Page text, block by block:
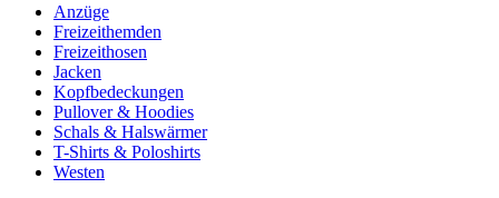
Anzüge
Freizeithemden
Freizeithosen
Jacken
Kopfbedeckungen
Pullover & Hoodies
Schals & Halswärmer
T-Shirts & Poloshirts
Westen